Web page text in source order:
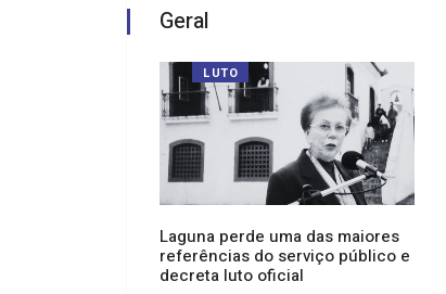
Geral
LUTO
Laguna perde uma das maiores
referências do serviço público e
decreta luto oficial